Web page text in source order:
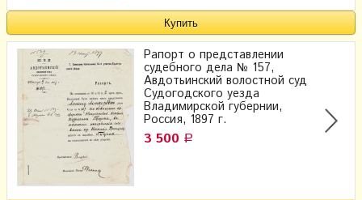
Рапорт о представлении
судебного дела № 157,
Авдотьинский волостной суд
Судогодского уезда
Владимирской губернии,
Россия, 1897 г.
3 500 Р